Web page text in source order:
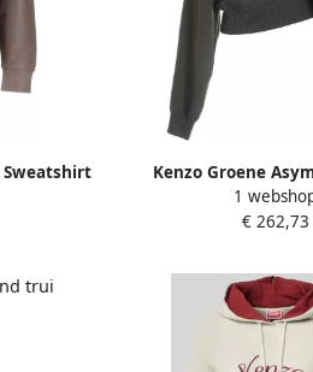
Sweatshirt
Kenzo Groene
Gebreide Trui
1
€ 262,73